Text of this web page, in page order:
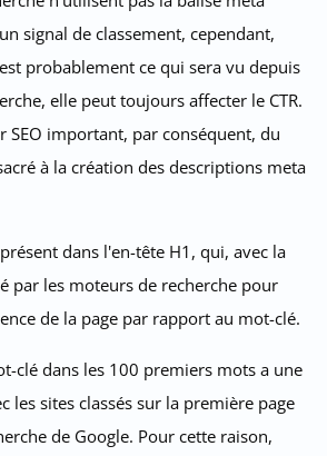
signal de classement, cependant,
probablement ce qui sera vu depuis
elle peut toujours affecter le CTR.
SEO important, par conséquent, du
à la création des descriptions meta
dans l'en-tête H1, qui, avec la
par les moteurs de recherche pour
de la page par rapport au mot-clé.
clé dans les 100 premiers mots a une
les sites classés sur la première page
de Google. Pour cette raison,